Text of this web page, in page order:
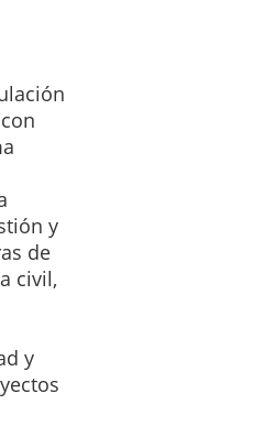
y
de
civil,
y